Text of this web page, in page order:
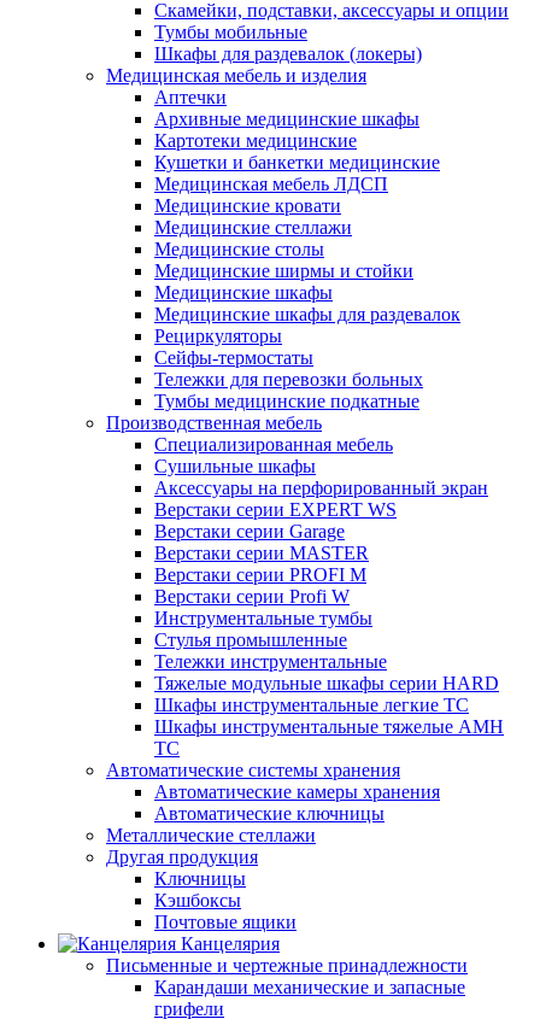
Скамейки, подставки, аксессуары и опции
Тумбы мобильные
Шкафы для раздевалок (локеры)
Медицинская мебель и изделия
Аптечки
Архивные медицинские шкафы
Картотеки медицинские
Кушетки и банкетки медицинские
Медицинская мебель ЛДСП
Медицинские кровати
Медицинские стеллажи
Медицинские столы
Медицинские ширмы и стойки
Медицинские шкафы
Медицинские шкафы для раздевалок
Рециркуляторы
Сейфы-термостаты
Тележки для перевозки больных
Тумбы медицинские подкатные
Производственная мебель
Cпециализированная мебель
Cушильные шкафы
Аксессуары на перфорированный экран
Верстаки серии EXPERT WS
Верстаки серии Garage
Верстаки серии MASTER
Верстаки серии PROFI M
Верстаки серии Profi W
Инструментальные тумбы
Стулья промышленные
Тележки инструментальные
Тяжелые модульные шкафы серии HARD
Шкафы инструментальные легкие ТС
Шкафы инструментальные тяжелые AMH
TC
Автоматические системы хранения
Автоматические камеры хранения
Автоматические ключницы
Металлические стеллажи
Другая продукция
Ключницы
Кэшбоксы
Почтовые ящики
Канцелярия
Письменные и чертежные принадлежности
Карандаши механические и запасные
грифели